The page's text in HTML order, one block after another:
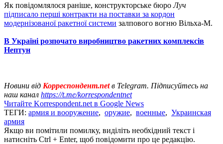
Як повідомлялося раніше, конструкторське бюроЛуч
підписало перші контракти на поставки за кордон
модернізованої ракетної системи залпового вогню Вільха-М.
В Україні розпочато виробництво ракетних комплексів
Нептун
Новини від Корреспондент.netв Telegram. Підписуйтесь на
наш канал https://t.me/korrespondentnet
Читайте Korrespondent.net в Google News
ТЕГИ: армия и вооружение, оружие, военные, Украинская
армия
Якщо ви помітили помилку, виділіть необхідний текст і
натисніть Ctrl + Enter, щоб повідомити про це редакцію.